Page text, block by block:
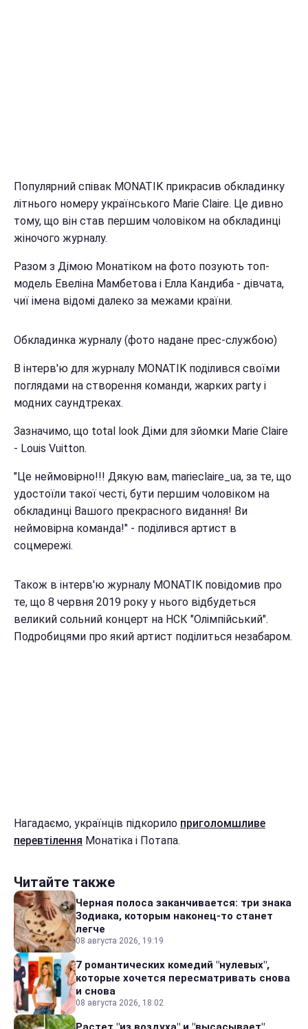
Популярний співак MONATIK прикрасив обкладинку
літнього номеру українського Marie Claire. Це дивно
тому, що він став першим чоловіком на обкладинці
жіночого журналу.
Разом з Дімою Монатіком на фото позують топ-
модель Евеліна Мамбетова і Елла Кандиба - дівчата,
чиї імена відомі далеко за межами країни.
Обкладинка журналу (фото надане прес-службою)
В інтерв'ю для журналу MONATIK поділився своїми
поглядами на створення команди, жарких party і
модних саундтреках.
Зазначимо, що total look Діми для зйомки Marie Claire
- Louis Vuitton.
"Це неймовірно!!! Дякую вам, marieclaire_ua, за те, що
удостоїли такої честі, бути першим чоловіком на
обкладинці Вашого прекрасного видання! Ви
неймовірна команда!" - поділився артист в
соцмережі.
Також в інтерв'ю журналу MONATIK повідомив про
те, що 8 червня 2019 року у нього відбудеться
великий сольний концерт на НСК "Олімпійський".
Подробицями про який артист поділиться незабаром.
Нагадаємо, українців підкорило приголомшливе
перевтілення Монатіка і Потапа.
Читайте также
Черная полоса заканчивается: три знака
Зодиака, которым наконец-то станет
легче
08 августа 2026, 19:19
7 романтических комедий "нулевых",
которые хочется пересматривать снова
и снова
08 августа 2026, 18:02